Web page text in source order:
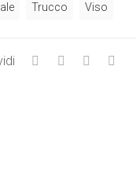
Trucco Viso